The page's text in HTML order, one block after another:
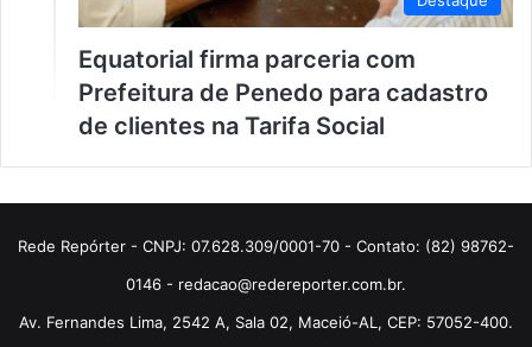
Equatorial firma parceria com
Prefeitura de Penedo para cadastro
de clientes na Tarifa Social
Rede Repórter - CNPJ: 07.628.309/0001-70 - Contato: (82) 98762-
0146 - redacao@redereporter.com.br.
Av. Fernandes Lima, 2542 A, Sala 02, Maceió-AL, CEP: 57052-400.